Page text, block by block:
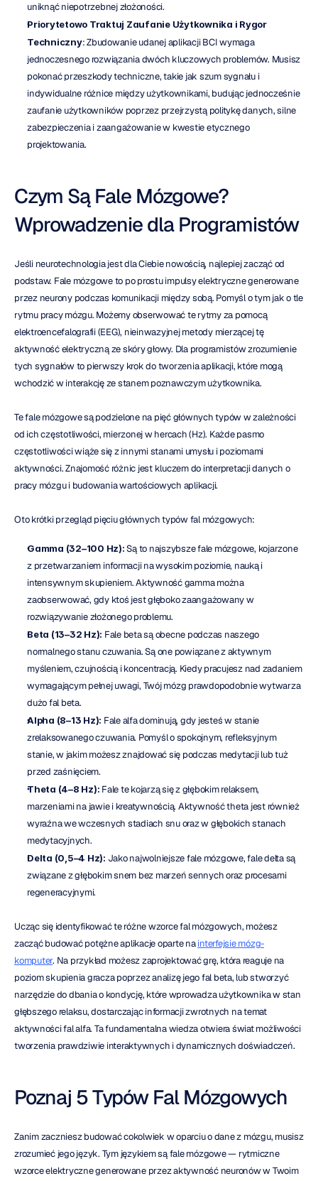
uniknąć niepotrzebnej złożoności.
Priorytetowo Traktuj Zaufanie Użytkownika i Rygor
Techniczny: Zbudowanie udanej aplikacji BCI wymaga
jednoczesnego rozwiązania dwóch kluczowych problemów. Musisz
pokonać przeszkody techniczne, takie jak szum sygnału i
indywidualne różnice między użytkownikami, budując jednocześnie
zaufanie użytkowników poprzez przejrzystą politykę danych, silne
zabezpieczenia i zaangażowanie w kwestie etycznego
projektowania.
Czym Są Fale Mózgowe?
Wprowadzenie dla Programistów
Jeśli neurotechnologia jest dla Ciebie nowością, najlepiej zacząć od
podstaw. Fale mózgowe to po prostu impulsy elektryczne generowane
przez neurony podczas komunikacji między sobą. Pomyśl o tym jak o tle
rytmu pracy mózgu. Możemy obserwować te rytmy za pomocą
elektroencefalografii (EEG), nieinwazyjnej metody mierzącej tę
aktywność elektryczną ze skóry głowy. Dla programistów zrozumienie
tych sygnałów to pierwszy krok do tworzenia aplikacji, które mogą
wchodzić w interakcję ze stanem poznawczym użytkownika.
Te fale mózgowe są podzielone na pięć głównych typów w zależności
od ich częstotliwości, mierzonej w hercach (Hz). Każde pasmo
częstotliwości wiąże się z innymi stanami umysłu i poziomami
aktywności. Znajomość różnic jest kluczem do interpretacji danych o
pracy mózgu i budowania wartościowych aplikacji.
Oto krótki przegląd pięciu głównych typów fal mózgowych:
Gamma (32–100 Hz): Są to najszybsze fale mózgowe, kojarzone
z przetwarzaniem informacji na wysokim poziomie, nauką i
intensywnym skupieniem. Aktywność gamma można
zaobserwować, gdy ktoś jest głęboko zaangażowany w
rozwiązywanie złożonego problemu.
Beta (13–32 Hz): Fale beta są obecne podczas naszego
normalnego stanu czuwania. Są one powiązane z aktywnym
myśleniem, czujnością i koncentracją. Kiedy pracujesz nad zadaniem
wymagającym pełnej uwagi, Twój mózg prawdopodobnie wytwarza
dużo fal beta.
Alpha (8–13 Hz): Fale alfa dominują, gdy jesteś w stanie
zrelaksowanego czuwania. Pomyśl o spokojnym, refleksyjnym
stanie, w jakim możesz znajdować się podczas medytacji lub tuż
przed zaśnięciem.
Theta (4–8 Hz): Fale te kojarzą się z głębokim relaksem,
marzeniami na jawie i kreatywnością. Aktywność theta jest również
wyraźna we wczesnych stadiach snu oraz w głębokich stanach
medytacyjnych.
Delta (0,5–4 Hz): Jako najwolniejsze fale mózgowe, fale delta są
związane z głębokim snem bez marzeń sennych oraz procesami
regeneracyjnymi.
Ucząc się identyfikować te różne wzorce fal mózgowych, możesz
zacząć budować potężne aplikacje oparte na interfejsie mózg-
komputer. Na przykład możesz zaprojektować grę, która reaguje na
poziom skupienia gracza poprzez analizę jego fal beta, lub stworzyć
narzędzie do dbania o kondycję, które wprowadza użytkownika w stan
głębszego relaksu, dostarczając informacji zwrotnych na temat
aktywności fal alfa. Ta fundamentalna wiedza otwiera świat możliwości
tworzenia prawdziwie interaktywnych i dynamicznych doświadczeń.
Poznaj 5 Typów Fal Mózgowych
Zanim zaczniesz budować cokolwiek w oparciu o dane z mózgu, musisz
zrozumieć jego język. Tym językiem są fale mózgowe — rytmiczne
wzorce elektryczne generowane przez aktywność neuronów w Twoim